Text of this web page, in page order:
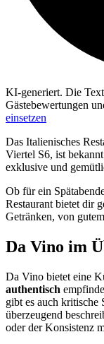
KI-generiert. Die
Gästebewertungen
einsetzen
Das Italienisches
Viertel S6, ist
exklusive und
Ob für ein
Restaurant bietet dir
Getränken, von
Da Vino im
Da Vino bietet eine
authentisch
gibt es auch kritische
überzeugend
oder der Konsistenz